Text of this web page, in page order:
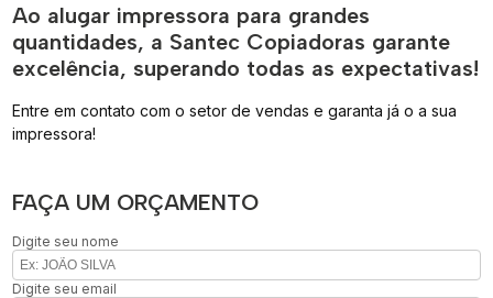
Ao alugar impressora para grandes
quantidades, a Santec Copiadoras garante
excelência, superando todas as expectativas!
Entre em contato com o setor de vendas e garanta já o a sua
impressora!
FAÇA UM ORÇAMENTO
Digite seu nome
Digite seu email